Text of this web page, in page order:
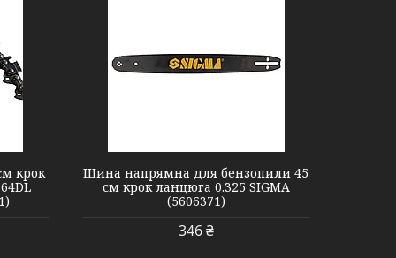
крок
Шина напрямна для бензопили 45
см крок ланцюга 0.325 SIGMA
(5606371)
346 ₴